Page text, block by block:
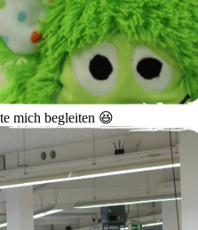
mich begleiten 😆